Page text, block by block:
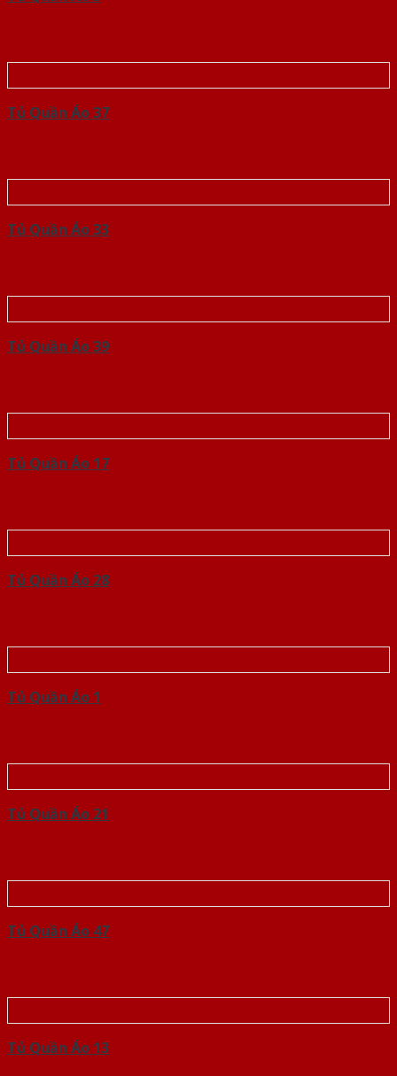
Tủ Quần Áo 37
Tủ Quần Áo 33
Tủ Quần Áo 39
Tủ Quần Áo 17
Tủ Quần Áo 28
Tủ Quần Áo 1
Tủ Quần Áo 21
Tủ Quần Áo 47
Tủ Quần Áo 13